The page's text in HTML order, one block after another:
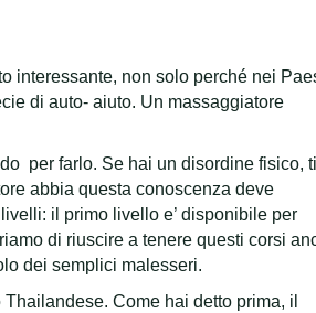
interessante, non solo perché nei
di auto- aiuto. Un massaggiatore
per farlo. Se hai un disordine fisico, ti
abbia questa conoscenza deve
il primo livello e’ disponibile per
di riuscire a tenere questi corsi
dei semplici malesseri.
Come hai detto prima, il